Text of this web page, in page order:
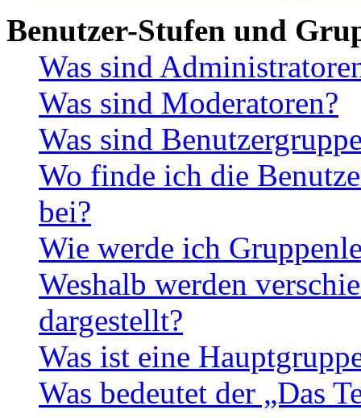
Benutzer-Stufen und
Was sind
Was sind Moderatoren?
Was sind
Wo finde ich die
bei?
Wie werde ich
Weshalb werden
dargestellt?
Was ist eine
Was bedeutet der „Das